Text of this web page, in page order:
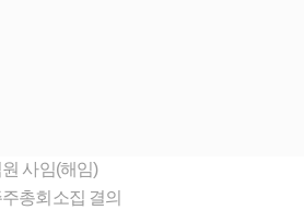
사임(해임)
총회소집 결의